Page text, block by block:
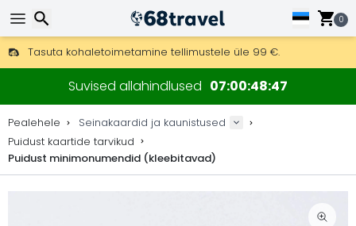
0
Tasuta kohaletoimetamine tellimustele üle 99 €.
Saab saata ka DHL Expressi kaudu (kohaletoimetamine 24 tunni
30 päeva tagastamiseks, 90 päeva puidust kaartide ja
Suvised allahindlused 07004846
Pealehele
Seinakaardid ja kaunistused
Puidust kaartide tarvikud
Puidust minimonumendid (kleebitavad)
Otsi